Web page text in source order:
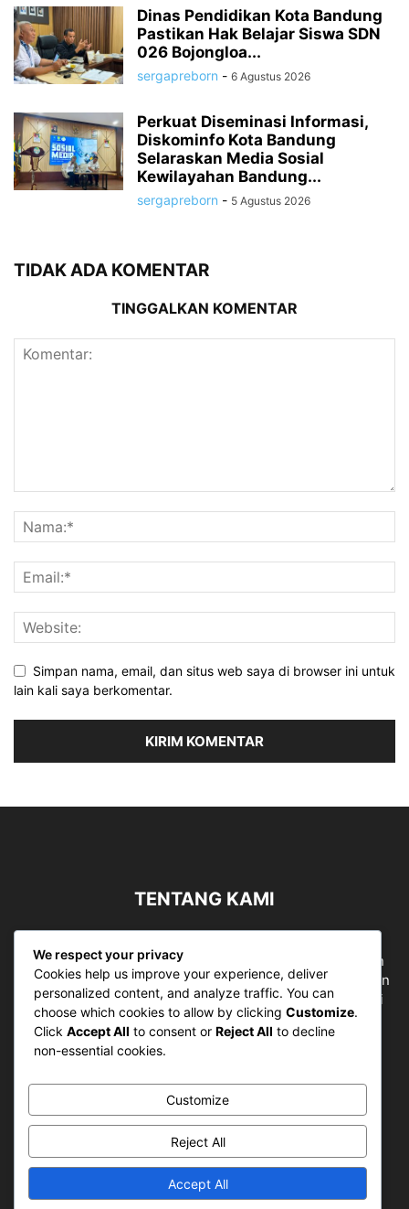
Dinas Pendidikan Kota Bandung
Pastikan Hak Belajar Siswa SDN
026 Bojongloa...
sergapreborn - 6 Agustus 2026
Perkuat Diseminasi Informasi,
Diskominfo Kota Bandung
Selaraskan Media Sosial
Kewilayahan Bandung...
sergapreborn - 5 Agustus 2026
TIDAK ADA KOMENTAR
TINGGALKAN KOMENTAR
Simpan nama, email, dan situs web saya di browser ini untuk
lain kali saya berkomentar.
TENTANG KAMI
bergerak di ruang jurnalistik, sebagai entitas pemberian
ruang Publik, Media merupakan literasi mutlak diperlukan
sebagai kemampuan dasar berpikir kritis untuk hidup di
abad informasi.
Hubungi kami:
IKUTI KAMI
We respect your privacy
Cookies help us improve your experience, deliver
personalized content, and analyze traffic. You can
choose which cookies to allow by clicking Customize.
Click Accept All to consent or Reject All to decline
non-essential cookies.
Customize
Reject All
Accept All